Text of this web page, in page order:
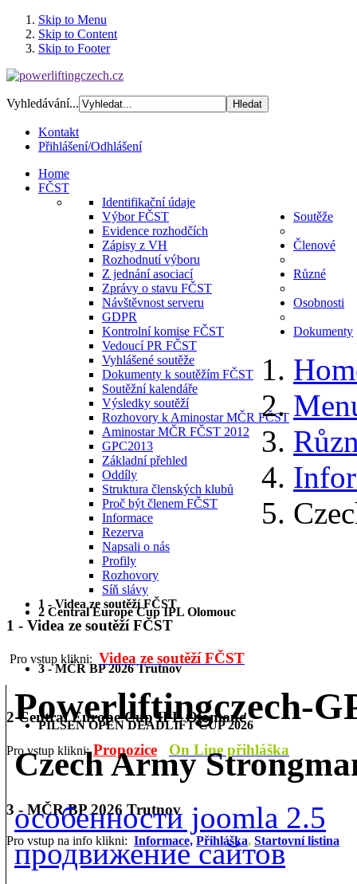
Skip to Menu
Skip to Content
Skip to Footer
Vyhledávání...
Kontakt
Přihlášení/Odhlášení
Home
FČST
Identifikační údaje
Výbor FČST
Evidence rozhodčích
Zápisy z VH
Rozhodnutí výboru
Z jednání asociací
Zprávy o stavu FČST
Návštěvnost serveru
GDPR
Kontrolní komise FČST
Vedoucí PR FČST
Soutěže
Vyhlášené soutěže
Dokumenty k soutěžím FČST
Soutěžní kalendáře
Výsledky soutěží
Rozhovory k Aminostar MČR FČST
Aminostar MČR FČST 2012
GPC2013
Členové
Základní přehled
Oddíly
Struktura členských klubů
Proč být členem FČST
Různé
Informace
Rezerva
Osobnosti
Napsali o nás
Profily
Rozhovory
Síň slávy
Dokumenty
1 - Videa ze soutěží FČST
2 Central Europe Cup IPL Olomouc
3 - MČR BP 2026 Trutnov
PILSEN OPEN DEADLIFT CUP 2026
1 - Videa ze soutěží FČST
Pro vstup klikni: Videa ze soutěží FČST
2 Central Europe Cup IPL Olomouc
Pro vstup klikni: Propozice On Line přihláška
3 - MČR BP 2026 Trutnov
Pro vstup na info klikni: Informace, Přihláška, Startovní listina
Powerliftingczech-
Czech Army
особенности joomla 2.5
продвижение сайтов